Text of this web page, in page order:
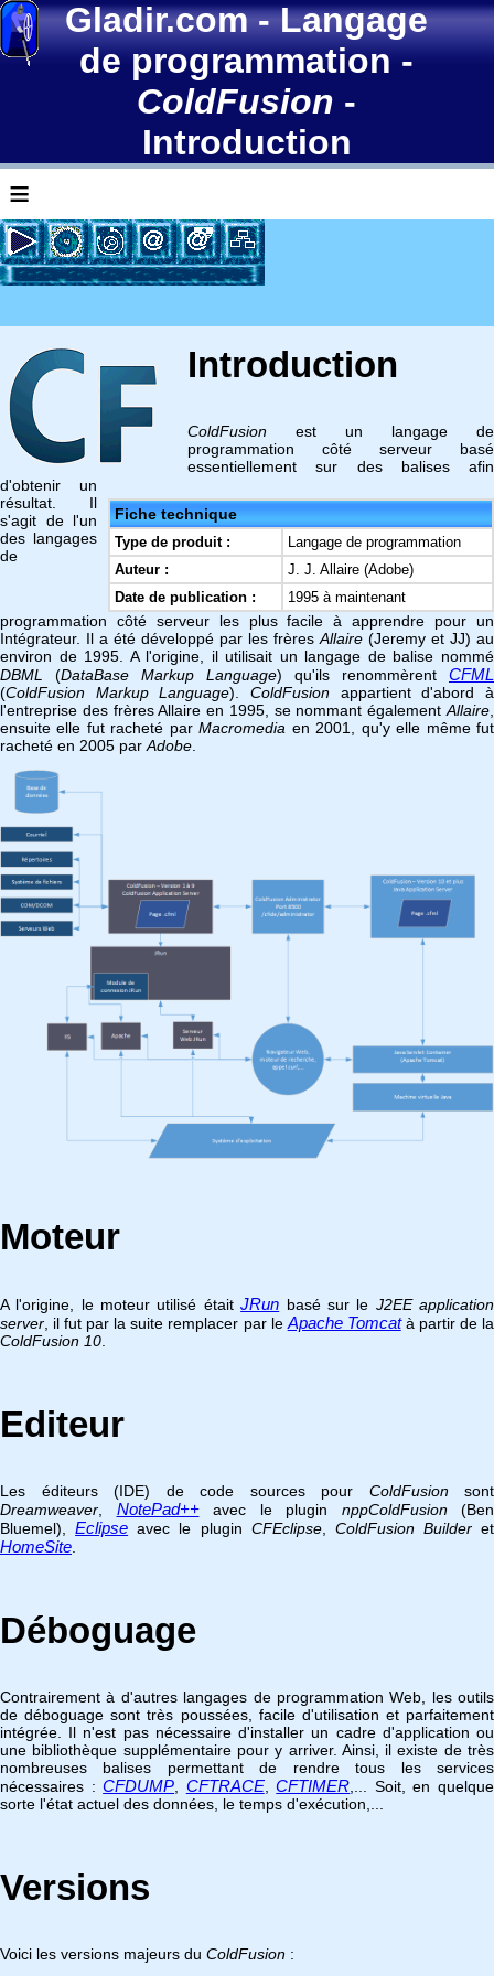
Gladir.com-Langage
de programmation-
ColdFusion -
Introduction
≡
Fiche technique
Type de produit :
Langage de programmation
Auteur :
J. J. Allaire (Adobe)
Date de publication :
1995 à maintenant
Introduction
ColdFusion est un langage de
programmation côté serveur basé
essentiellement sur des balises afin
d'obtenir un
résultat. Il
s'agit de l'un
des langages
de
programmation côté serveur les plus facile à apprendre pour un
Intégrateur. Il a été développé par les frères Allaire (Jeremy et JJ) au
environ de 1995. A l'origine, il utilisait un langage de balise nommé
DBML
(DataBase Markup Language) qu'ils renommèrent CFML
(ColdFusion Markup Language).ColdFusion appartient d'abord à
l'entreprise des frères Allaire en 1995, se nommant également Allaire
ensuite elle fut racheté parMacromedia en 2001, qu'y elle même fut
racheté en 2005 par Adobe
Moteur
A l'origine, le moteur utilisé étaitJRun basé sur le J2EE application
server , il fut par la suite remplacer par le Apache Tomcatà partir de la
ColdFusion 10
Editeur
Les éditeurs (IDE) de code sources pour ColdFusionsont
Dreamweaver
NotePad++avec le plugin nppColdFusion(Ben
Bluemel),Eclipse avec le plugin CFEclipse, ColdFusion Builderet
HomeSite
Déboguage
Contrairement à d'autres langages de programmation Web, les outils
de déboguage sont très poussées, facile d'utilisation et parfaitement
intégrée. Il n'est pas nécessaire d'installer un cadre d'application ou
une bibliothèque supplémentaire pour y arriver. Ainsi, il existe de très
nombreuses balises permettant de rendre tous les services
nécessaires :CFDUMP CFTRACE,CFTIMER ,... Soit, en quelque
sorte l'état actuel des données, le temps d'exécution,...
Versions
Voici les versions majeurs du ColdFusion :